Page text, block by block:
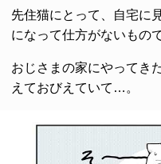
先住猫にとって、自宅に
になって仕方がないもの
おじさまの家にやってき
えておびえていて…。